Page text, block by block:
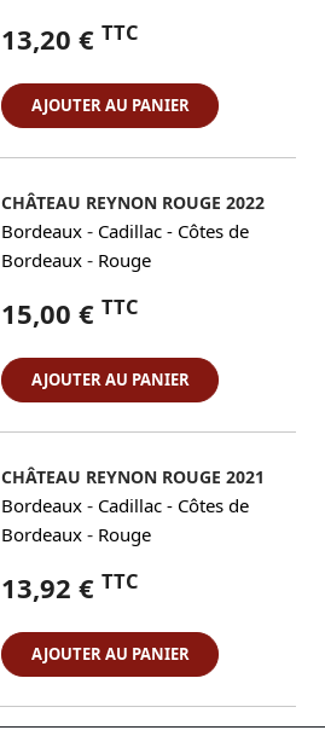
13,20 € TTC
AJOUTER AU PANIER
CHÂTEAU REYNON ROUGE 2022
Bordeaux - Cadillac - Côtes de
Bordeaux - Rouge
15,00 € TTC
AJOUTER AU PANIER
CHÂTEAU REYNON ROUGE 2021
Bordeaux - Cadillac - Côtes de
Bordeaux - Rouge
13,92 € TTC
AJOUTER AU PANIER